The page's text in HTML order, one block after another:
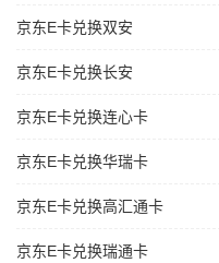
京东E卡兑换双安
京东E卡兑换长安
京东E卡兑换连心卡
京东E卡兑换华瑞卡
京东E卡兑换高汇通卡
京东E卡兑换瑞通卡